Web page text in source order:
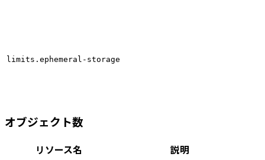
limits.ephemeral-storage
オブジェクト数
リソース名 説明